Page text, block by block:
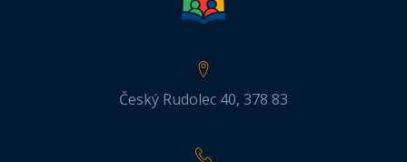
Český Rudolec 40, 378 83